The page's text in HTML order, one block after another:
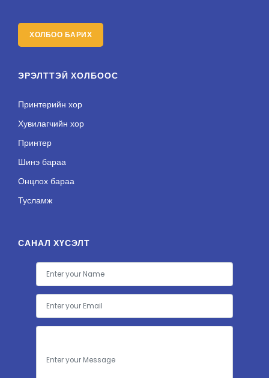
ХОЛБОО БАРИХ
ЭРЭЛТТЭЙ ХОЛБООС
Принтерийн хор
Хувилагчийн хор
Принтер
Шинэ бараа
Онцлох бараа
Тусламж
САНАЛ ХҮСЭЛТ